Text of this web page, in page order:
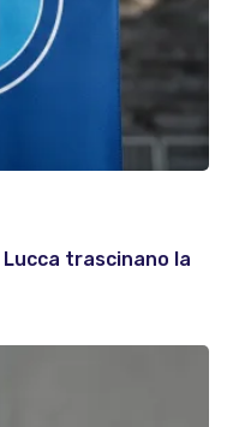
Lucca trascinano la